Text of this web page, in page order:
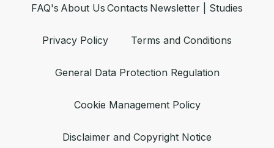
FAQ's About Us Contacts Newsletter | Studies
Privacy Policy Terms and Conditions
General Data Protection Regulation
Cookie Management Policy
Disclaimer and Copyright Notice